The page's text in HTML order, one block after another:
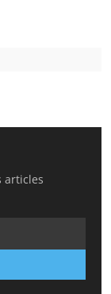
articles